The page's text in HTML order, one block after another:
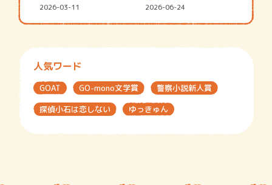
2026-03-11 2026-06-24
人気ワード
GOAT GO-mono文学賞
警察小説新人賞
探偵小石は恋しない
ゆっきゅん